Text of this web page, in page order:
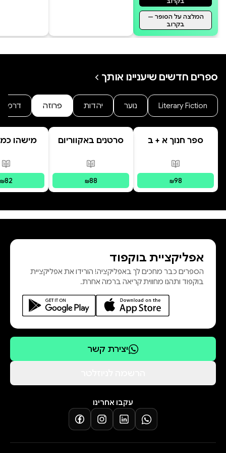
המלצה על הסופר —
בקרוב
ספרים חדשים שיעניינו אותך
Literary Fiction נוער יהדות פרוזה דרמה
ספר חנוך א + ב
פורמטים זמינים מודפס
₪98
סרטנים באקווריום
פורמטים זמינים מודפס
₪88
מישהו
₪82
אפליקציית בוקפוד
הספרים כבר מחכים לך באפליקציה! הורידו את אפליקציית
בוקפוד ותהנו מחווית קריאה ברמה אחרת.
יצירת קשר
עקבו אחרינו